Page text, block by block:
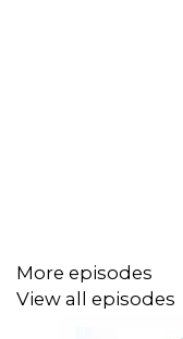
More episodes
View all episodes